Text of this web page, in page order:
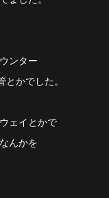
ンター
かでした。
ェイとかで
んかを